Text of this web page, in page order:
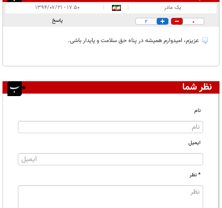
در انتظار بررسی:
یک مادر |
|
۱۷:۵۰ - ۱۳۹۴/۰۷/۲۱
0
2 پاسخ
عزیزم، امیدوارم همیشه در پناه حق سلامت و پایدار باشی.
نظر شما
نام
ایمیل
* نظر